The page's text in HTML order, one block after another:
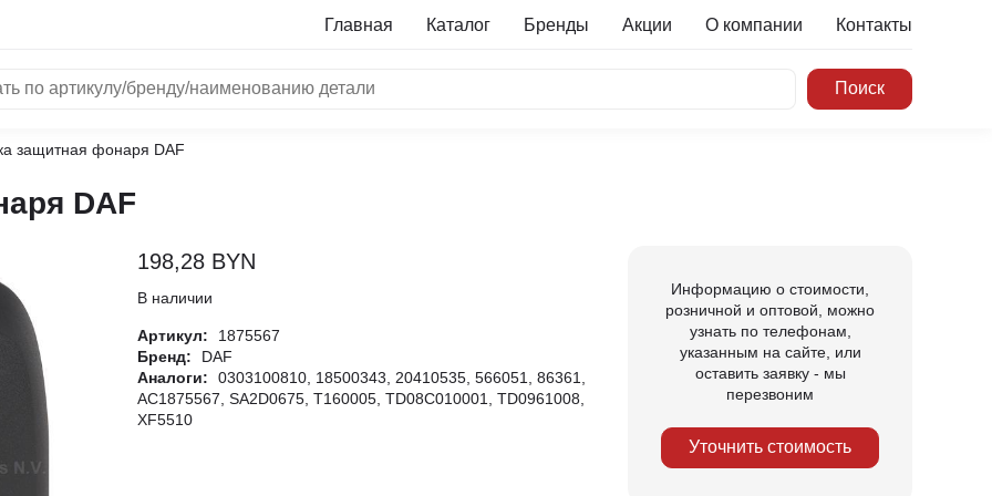
Главная Каталог Бренды Акции О компании Контакты
NRF
Bosch
защитная фонаря DAF
DAF
198,28 BYN
В наличии
Артикул:
1875567
Бренд:
DAF
Аналоги:
0303100810, 18500343, 20410535, 566051, 86361,
AC1875567, SA2D0675, T160005, TD08C010001, TD0961008,
XF5510
Информацию о стоимости,
розничной и оптовой, можно
узнать по телефонам,
указанным на сайте, или
оставить заявку - мы
перезвоним
Уточнить стоимость